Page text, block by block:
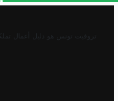
تروفيت تونس هو دليل أعمال